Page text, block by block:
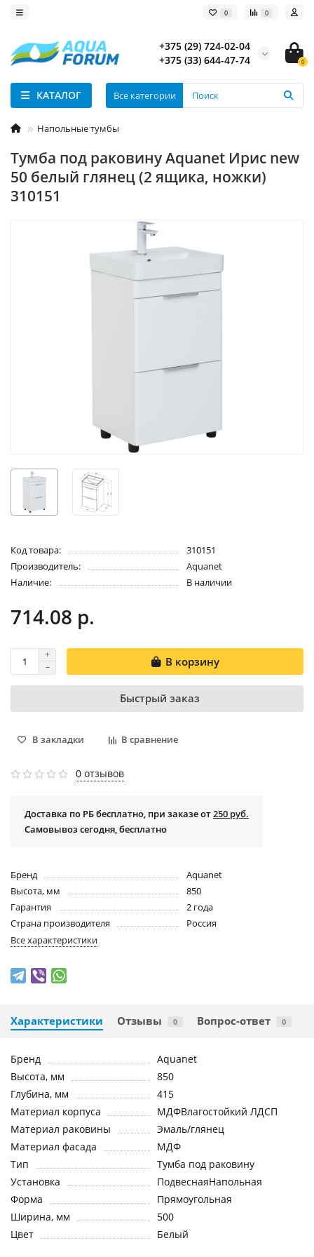
0 0
+375 (29) 724-02-04
+375 (33) 644-47-74
0
КАТАЛОГ Все категории
Напольные тумбы
Тумба под раковину Aquanet Ирис new
50 белый глянец (2 ящика, ножки)
310151
Код товара:
310151
Производитель:
Aquanet
Наличие:
В наличии
714.08 р.
В корзину
Быстрый заказ
В закладки В сравнение
0 отзывов
Доставка по РБ бесплатно, при заказе от250 руб.
Самовывоз сегодня, бесплатно
Бренд
Aquanet
Высота, мм
850
Гарантия
2 года
Страна производителя
Россия
Все характеристики
Характеристики Отзывы 0 Вопрос-ответ 0
Бренд
Aquanet
Высота, мм
850
Глубина, мм
415
Материал корпуса
МДФВлагостойкий ЛДСП
Материал раковины
Эмаль/глянец
Материал фасада
МДФ
Тип
Тумба под раковину
Установка
ПодвеснаяНапольная
Форма
Прямоугольная
Ширина, мм
500
Цвет
Белый